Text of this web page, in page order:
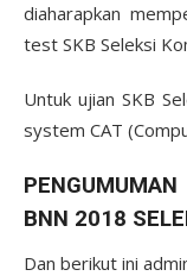
diaharapkan
test SKB Seleksi
Untuk ujian SKB
system CAT
BNN 2018
Dan berikut ini